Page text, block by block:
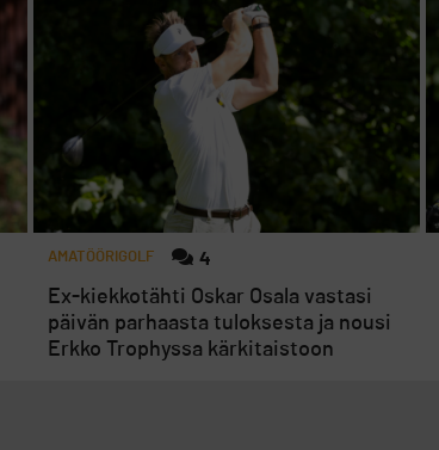
AMATÖÖRIGOLF 4
Ex-kiekkotähti Oskar Osala vastasi
päivän parhaasta tuloksesta ja nousi
Erkko Trophyssa kärkitaistoon